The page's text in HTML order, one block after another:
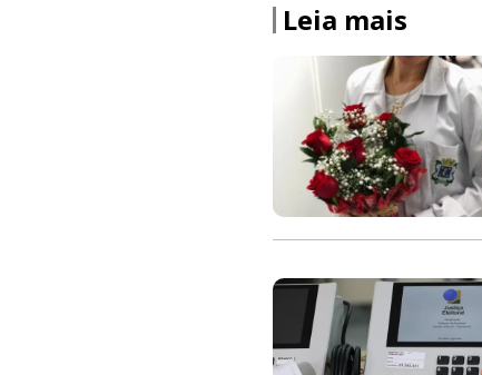
Leia mais